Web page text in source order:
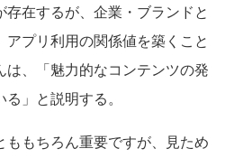
在するが、企業・ブランドと
プリ利用の関係値を築くこと
は、「魅力的なコンテンツの発
」と説明する。
ももちろん重要ですが、見ため